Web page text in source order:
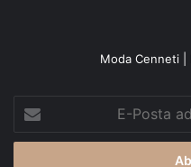
Moda Cenneti |
Posta
adresinizi